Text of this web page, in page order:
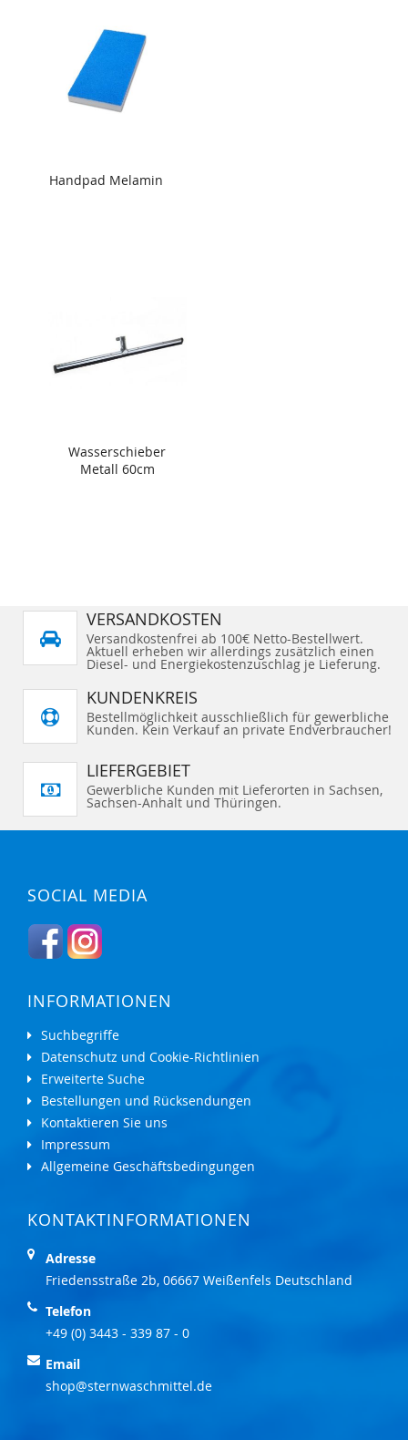
Handpad Melamin
Wasserschieber
Metall 60cm
VERSANDKOSTEN
Versandkostenfrei ab 100€ Netto-Bestellwert.
Aktuell erheben wir allerdings zusätzlich einen
Diesel- und Energiekostenzuschlag je Lieferung.
KUNDENKREIS
Bestellmöglichkeit ausschließlich für gewerbliche
Kunden. Kein Verkauf an private Endverbraucher!
LIEFERGEBIET
Gewerbliche Kunden mit Lieferorten in Sachsen,
Sachsen-Anhalt und Thüringen.
SOCIAL MEDIA
INFORMATIONEN
Suchbegriffe
Datenschutz und Cookie-Richtlinien
Erweiterte Suche
Bestellungen und Rücksendungen
Kontaktieren Sie uns
Impressum
Allgemeine Geschäftsbedingungen
KONTAKTINFORMATIONEN
Adresse
Friedensstraße 2b, 06667 Weißenfels Deutschland
Telefon
+49 (0) 3443 - 339 87 - 0
Email
shop@sternwaschmittel.de